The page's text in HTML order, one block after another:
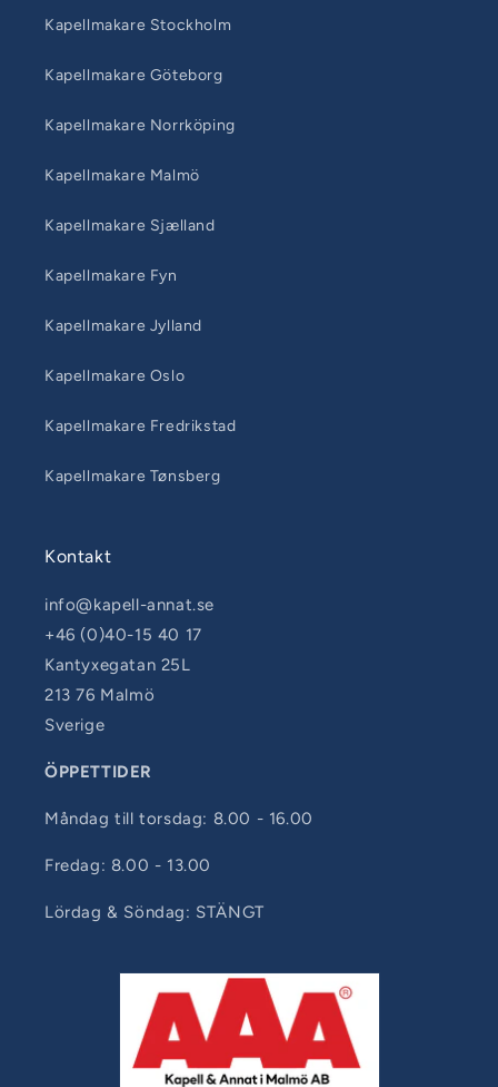
Kapellmakare Stockholm
Kapellmakare Göteborg
Kapellmakare Norrköping
Kapellmakare Malmö
Kapellmakare Sjælland
Kapellmakare Fyn
Kapellmakare Jylland
Kapellmakare Oslo
Kapellmakare Fredrikstad
Kapellmakare Tønsberg
Kontakt
info@kapell-annat.se
+46 (0)40-15 40 17
Kantyxegatan 25L
213 76 Malmö
Sverige
ÖPPETTIDER
Måndag till torsdag: 8.00 - 16.00
Fredag: 8.00 - 13.00
Lördag & Söndag: STÄNGT